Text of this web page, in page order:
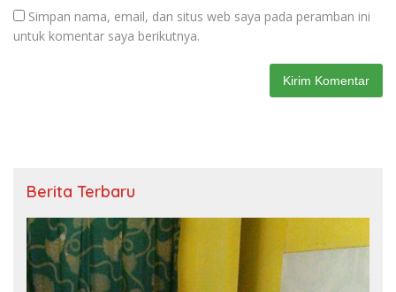
Simpan nama, email, dan situs web saya pada peramban ini
untuk komentar saya berikutnya.
Berita Terbaru